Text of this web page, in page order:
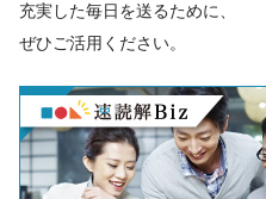
充実した毎日を送るために、
ぜひご活用ください。